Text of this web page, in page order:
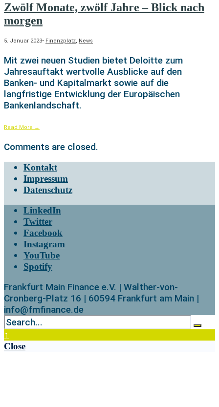
Zwölf Monate, zwölf Jahre – Blick nach
morgen
5. Januar 2023• Finanzplatz, News
Mit zwei neuen Studien bietet Deloitte zum
Jahresauftakt wertvolle Ausblicke auf den
Banken- und Kapitalmarkt sowie auf die
langfristige Entwicklung der Europäischen
Bankenlandschaft.
Read More →
Comments are closed.
Kontakt
Impressum
Datenschutz
LinkedIn
Twitter
Facebook
Instagram
YouTube
Spotify
Frankfurt Main Finance e.V. | Walther-von-
Cronberg-Platz 16 | 60594 Frankfurt am Main |
info@fmfinance.de
↑
Close